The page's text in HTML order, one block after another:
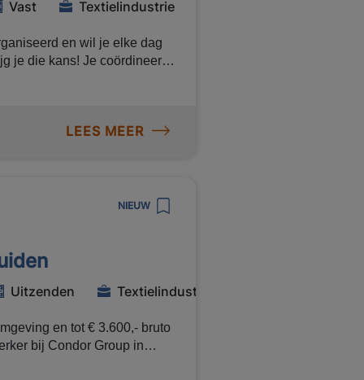
Vast Textielindustrie
en wil je elke dag
je die kans! Je coördineert
opdrachtgever. Klinkt dit als
van
medewerkers
problemen Plannen
LEES MEER
NIEUW
Uitzenden Textielindustrie
en tot € 3.600,- bruto
bij Condor Group in